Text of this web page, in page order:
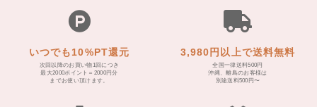
いつでも10%PT還元
次回以降のお買い物1回につき
最大2000ポイント＝2000円分
までお使い頂けます。
3,980円以上で送料無料
全国一律送料500円
沖縄、離島のお客様は
別途送料500円〜